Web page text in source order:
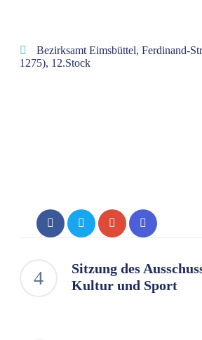
Bezirksamt Eimsbüttel, Ferdinand-
1275), 12.Stock
Sitzung des
Kultur und Sport